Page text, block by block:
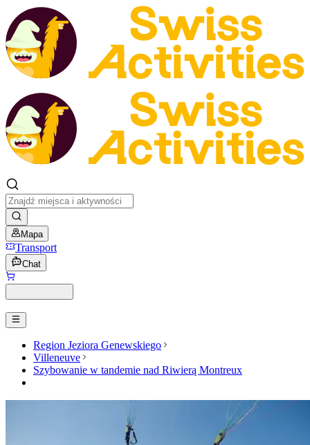
Mapa
Transport
Chat
Region Jeziora Genewskiego
Villeneuve
Szybowanie w tandemie nad Riwierą Montreux